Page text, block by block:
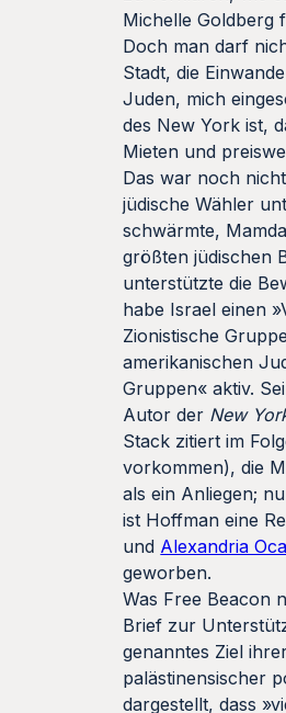
Michelle Goldberg
Doch man darf
Stadt, die
Juden, mich
des New York ist,
Mieten und
Das war noch
jüdische Wähler
schwärmte,
größten jüdischen
unterstützte die
habe Israel einen
Zionistische
amerikanischen
Gruppen« aktiv.
Autor der New
Stack zitiert im
vorkommen), die
als ein Anliegen;
ist Hoffman eine
und Alexandria
geworben.
Was Free Beacon
Brief zur
genanntes Ziel
palästinensischer
dargestellt, dass